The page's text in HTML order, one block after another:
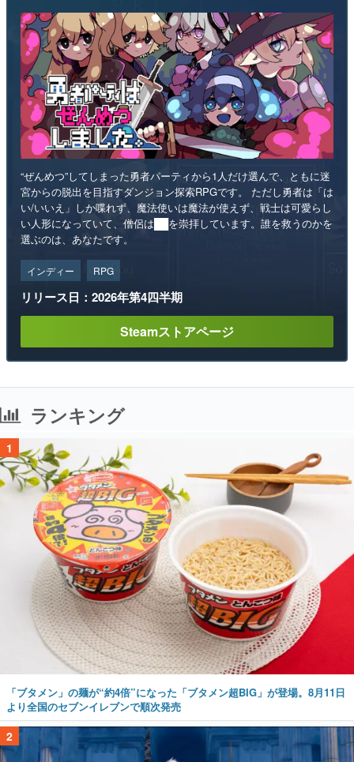
“ぜんめつ”してしまった勇者パーティから1人だけ選んで、ともに迷
宮からの脱出を目指すダンジョン探索RPGです。 ただし勇者は「は
い/いいえ」しか喋れず、魔法使いは魔法が使えず、戦士は可愛らし
い人形になっていて、僧侶は██を崇拝しています。誰を救うのかを
選ぶのは、あなたです。
インディー RPG
リリース日：2026年第4四半期
Steamストアページ
ランキング
1
「ブタメン」の麺が“約4倍”になった「ブタメン超BIG」が登場。8月11日
より全国のセブンイレブンで順次発売
2